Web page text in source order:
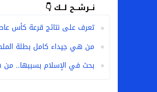
نــرشــح لــك 👇
تعرف على نتائج قرعة كأس عاصمة
من هي جيداء كامل بطلة
بحث في الإسلام بسببها..